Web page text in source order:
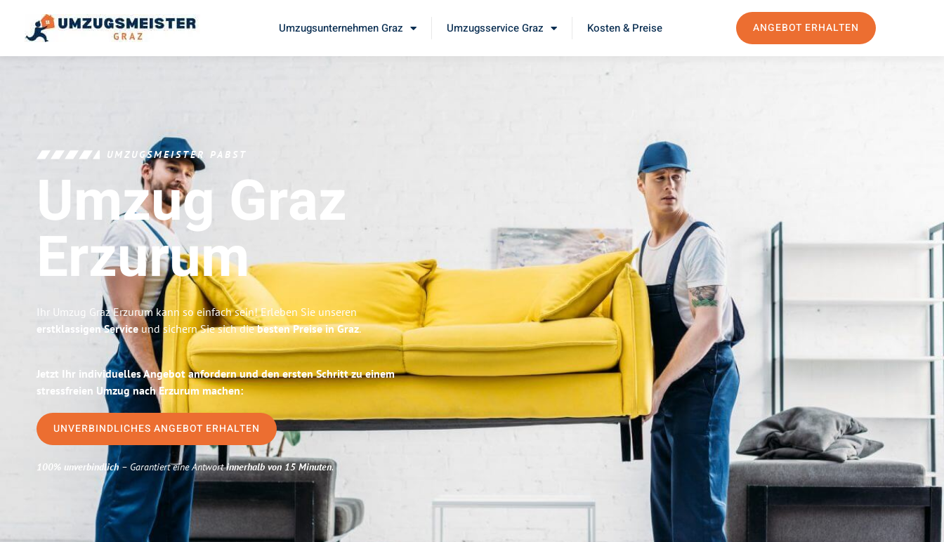
Umzugsunternehmen Graz Umzugsservice Graz Kosten & Preise ANGEBOT ERHALTEN
UMZUGSMEISTER PABST
Umzug Graz
Erzurum
Ihr Umzug Graz Erzurum kann so einfach sein! Erleben Sie unseren
erstklassigen Service und sichern Sie sich diebesten Preise in Graz.
Jetzt Ihr individuelles Angebot anfordern und den ersten Schritt zu einem
stressfreien Umzug nach Erzurum machen:
UNVERBINDLICHES ANGEBOT ERHALTEN
100% unverbindlich– Garantiert eine Antwortinnerhalb von 15 Minuten.